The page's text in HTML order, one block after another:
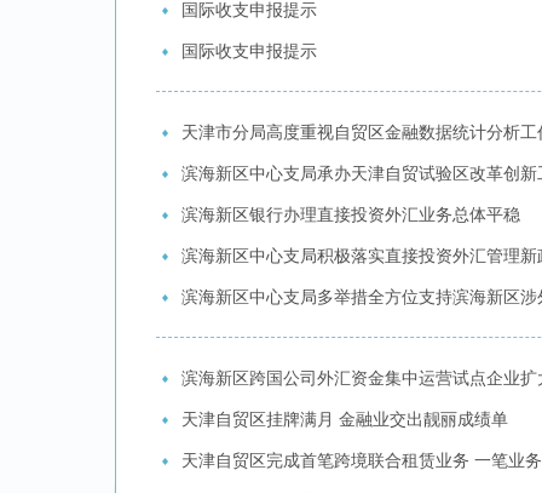
国际收支申报提示
国际收支申报提示
天津市分局高度重视自贸区金融数据统计分析工
滨海新区中心支局承办天津自贸试验区改革创新
滨海新区银行办理直接投资外汇业务总体平稳
滨海新区中心支局积极落实直接投资外汇管理
滨海新区中心支局多举措全方位支持滨海新区
滨海新区跨国公司外汇资金集中运营试点企业扩
天津自贸区挂牌满月 金融业交出靓丽成绩单
天津自贸区完成首笔跨境联合租赁业务 一笔业